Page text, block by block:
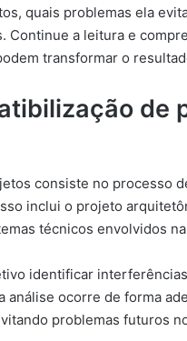
quais problemas ela
Continue a leitura e
transformar o
de
consiste no processo
inclui o projeto
técnicos envolvidos
identificar
análise ocorre de forma
problemas futuros